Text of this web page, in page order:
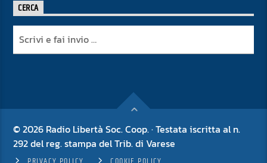
CERCA
© 2026 Radio Libertà Soc. Coop. · Testata iscritta al n.
292 del reg. stampa del Trib. di Varese